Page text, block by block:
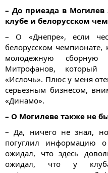
– До приезда в
клубе и белорусском
– О «Днепре», если
белорусском
молодежную сборную
Митрофанов, который
«Ислочь». Плюс у меня
серьезным бизнесом,
«Динамо».
– О Могилеве также не
– Да, ничего не знал,
погуглил информацию
ожидал, что здесь
ожидал, что у